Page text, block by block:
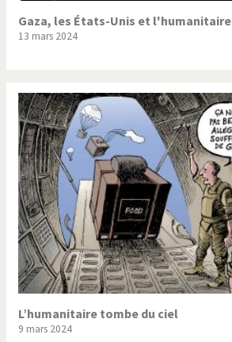
Gaza, les États-Unis et l'humanitaire
13 mars 2024
L’humanitaire tombe du ciel
9 mars 2024